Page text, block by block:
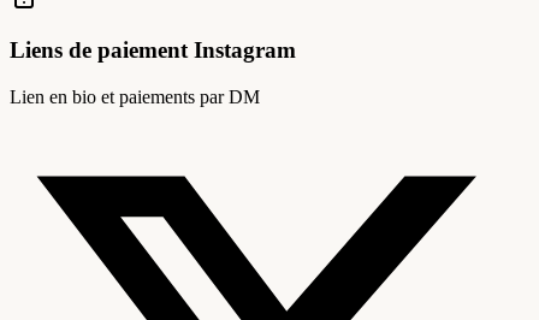
Liens de paiement Instagram
Lien en bio et paiements par DM